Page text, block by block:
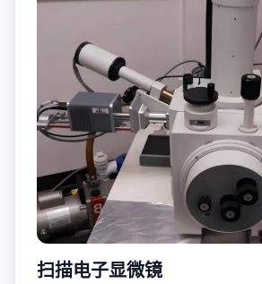
扫描电子显微镜